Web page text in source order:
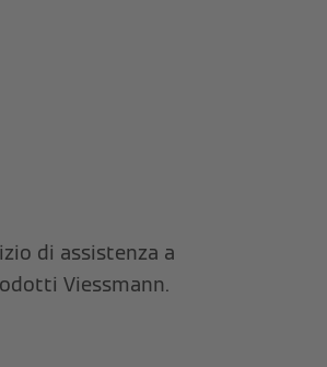
di assistenza a
Viessmann.